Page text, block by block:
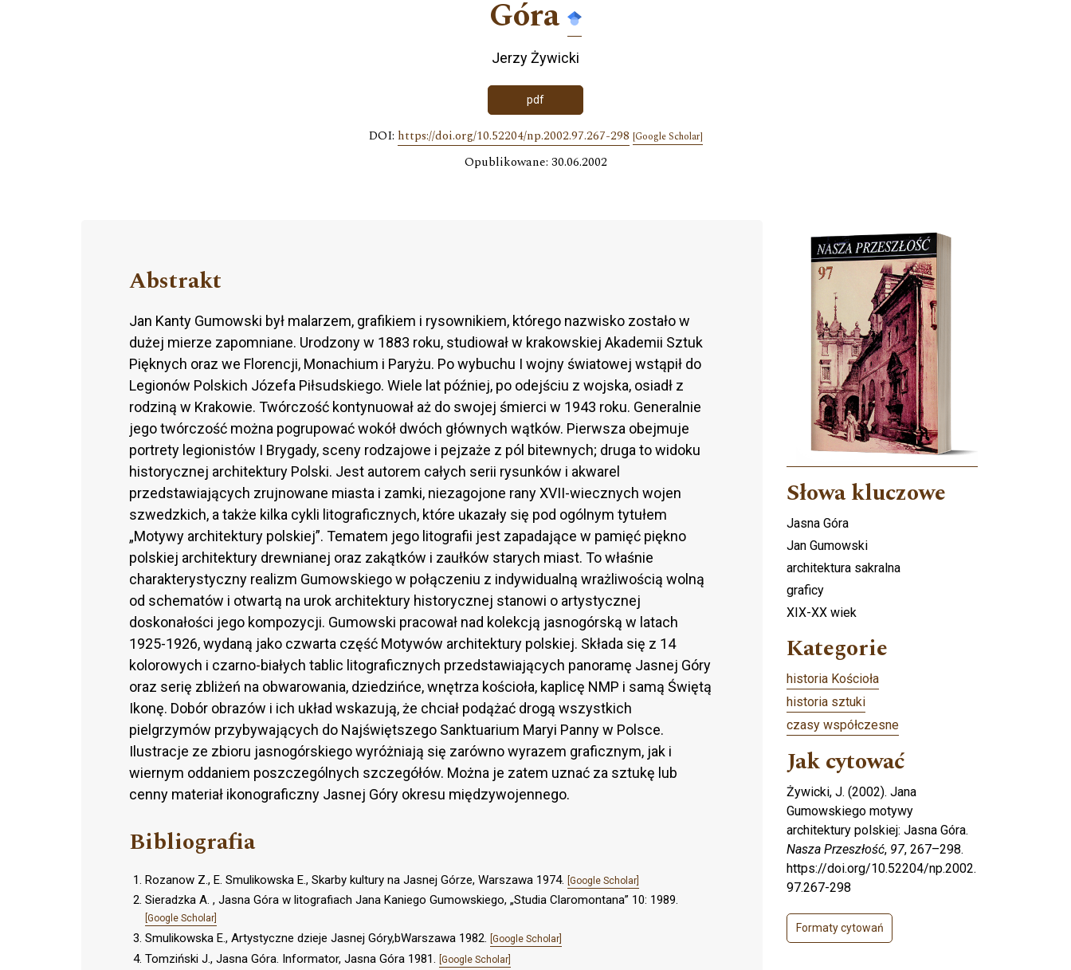
Góra
Jerzy Żywicki
pdf
DOI: https://doi.org/10.52204/np.2002.97.267-298 [Google Scholar]
Opublikowane: 30.06.2002
Abstrakt
Jan Kanty Gumowski był malarzem, grafikiem i rysownikiem, którego nazwisko zostało w
dużej mierze zapomniane. Urodzony w 1883 roku, studiował w krakowskiej Akademii Sztuk
Pięknych oraz we Florencji, Monachium i Paryżu. Po wybuchu I wojny światowej wstąpił do
Legionów Polskich Józefa Piłsudskiego. Wiele lat później, po odejściu z wojska, osiadł z
rodziną w Krakowie. Twórczość kontynuował aż do swojej śmierci w 1943 roku. Generalnie
jego twórczość można pogrupować wokół dwóch głównych wątków. Pierwsza obejmuje
portrety legionistów I Brygady, sceny rodzajowe i pejzaże z pól bitewnych; druga to widoku
historycznej architektury Polski. Jest autorem całych serii rysunków i akwarel
przedstawiających zrujnowane miasta i zamki, niezagojone rany XVII-wiecznych wojen
szwedzkich, a także kilka cykli litograficznych, które ukazały się pod ogólnym tytułem
„Motywy architektury polskiej”. Tematem jego litografii jest zapadające w pamięć piękno
polskiej architektury drewnianej oraz zakątków i zaułków starych miast. To właśnie
charakterystyczny realizm Gumowskiego w połączeniu z indywidualną wrażliwością wolną
od schematów i otwartą na urok architektury historycznej stanowi o artystycznej
doskonałości jego kompozycji. Gumowski pracował nad kolekcją jasnogórską w latach
1925-1926, wydaną jako czwarta część Motywów architektury polskiej. Składa się z 14
kolorowych i czarno-białych tablic litograficznych przedstawiających panoramę Jasnej Góry
oraz serię zbliżeń na obwarowania, dziedzińce, wnętrza kościoła, kaplicę NMP i samą Świętą
Ikonę. Dobór obrazów i ich układ wskazują, że chciał podążać drogą wszystkich
pielgrzymów przybywających do Najświętszego Sanktuarium Maryi Panny w Polsce.
Ilustracje ze zbioru jasnogórskiego wyróżniają się zarówno wyrazem graficznym, jak i
wiernym oddaniem poszczególnych szczegółów. Można je zatem uznać za sztukę lub
cenny materiał ikonograficzny Jasnej Góry okresu międzywojennego.
Bibliografia
Rozanow Z., E. Smulikowska E., Skarby kultury na Jasnej Górze, Warszawa 1974. [Google Scholar]
Sieradzka A. , Jasna Góra w litografiach Jana Kaniego Gumowskiego, „Studia Claromontana” 10: 1989.
[Google Scholar]
Smulikowska E., Artystyczne dzieje Jasnej Góry,bWarszawa 1982. [Google Scholar]
Tomziński J., Jasna Góra. Informator, Jasna Góra 1981. [Google Scholar]
Cover image
Słowa kluczowe
Jasna Góra
Jan Gumowski
architektura sakralna
graficy
XIX-XX wiek
Kategorie
historia Kościoła
historia sztuki
czasy współczesne
Jak cytować
Żywicki, J. (2002). Jana
Gumowskiego motywy
architektury polskiej: Jasna Góra.
Nasza Przeszłość, 97, 267–298.
https://doi.org/10.52204/np.2002.
97.267-298
Formaty cytowań